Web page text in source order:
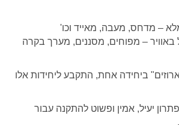
– מדחס, מעבה, מאייד וכו'
באוויר – מפוחים, מסננים, מערך בקרה
ביחידה אחת, התקבע ליחידות אלו
יעיל, אמין ופשוט להתקנה עבור
.